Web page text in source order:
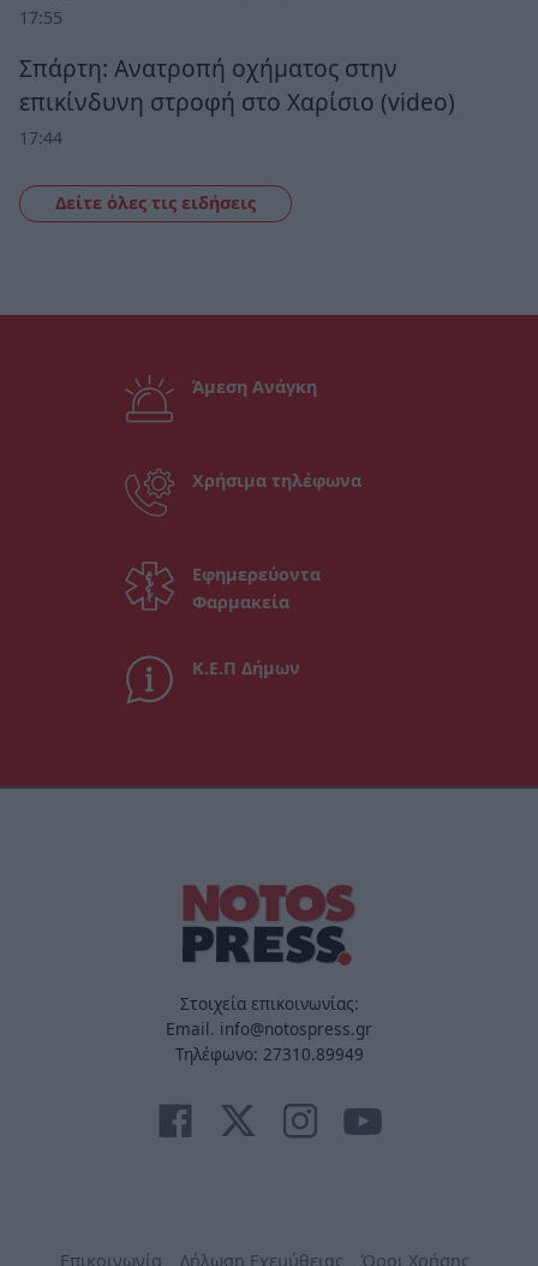
17:55
Σπάρτη: Ανατροπή οχήματος στην
επικίνδυνη στροφή στο Χαρίσιο (video)
17:44
Δείτε όλες τις ειδήσεις
Άμεση Ανάγκη
Χρήσιμα τηλέφωνα
Εφημερεύοντα
Φαρμακεία
Κ.Ε.Π Δήμων
Στοιχεία επικοινωνίας:
Email. info@notospress.gr
Τηλέφωνο: 27310.89949
Επικοινωνία Δήλωση Εχεμύθειας Όροι Χρήσης